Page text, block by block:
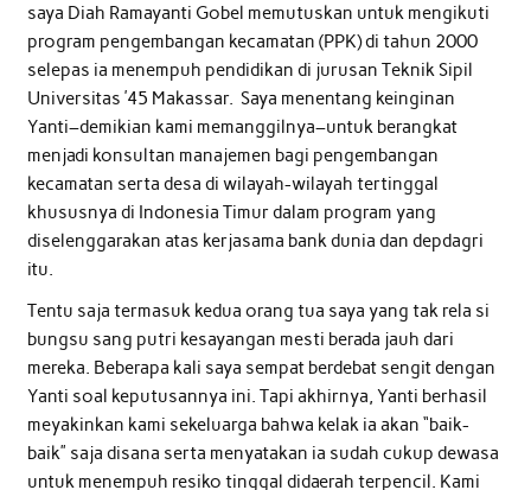
saya Diah Ramayanti Gobel memutuskan untuk mengikuti
program pengembangan kecamatan (PPK) di tahun 2000
selepas ia menempuh pendidikan di jurusan Teknik Sipil
Universitas ’45 Makassar. Saya menentang keinginan
Yanti–demikian kami memanggilnya–untuk berangkat
menjadi konsultan manajemen bagi pengembangan
kecamatan serta desa di wilayah-wilayah tertinggal
khususnya di Indonesia Timur dalam program yang
diselenggarakan atas kerjasama bank dunia dan depdagri
itu.
Tentu saja termasuk kedua orang tua saya yang tak rela si
bungsu sang putri kesayangan mesti berada jauh dari
mereka. Beberapa kali saya sempat berdebat sengit dengan
Yanti soal keputusannya ini. Tapi akhirnya, Yanti berhasil
meyakinkan kami sekeluarga bahwa kelak ia akan “baik-
baik” saja disana serta menyatakan ia sudah cukup dewasa
untuk menempuh resiko tinggal didaerah terpencil. Kami